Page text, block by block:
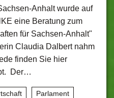
Anhalt wurde auf
eine Beratung zum
für Sachsen-Anhalt"
Claudia Dalbert nahm
finden Sie hier
Der…
Parlament